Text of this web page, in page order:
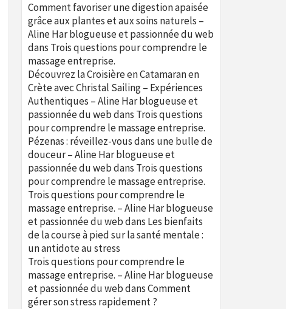
Comment favoriser une digestion apaisée
grâce aux plantes et aux soins naturels –
Aline Har blogueuse et passionnée du web
dans Trois questions pour comprendre le
massage entreprise.
Découvrez la Croisière en Catamaran en
Crète avec Christal Sailing – Expériences
Authentiques – Aline Har blogueuse et
passionnée du webdans Trois questions
pour comprendre le massage entreprise.
Pézenas : réveillez-vous dans une bulle de
douceur – Aline Har blogueuse et
passionnée du webdans Trois questions
pour comprendre le massage entreprise.
Trois questions pour comprendre le
massage entreprise. – Aline Har blogueuse
et passionnée du webdans Les bienfaits
de la course à pied sur la santé mentale :
un antidote au stress
Trois questions pour comprendre le
massage entreprise. – Aline Har blogueuse
et passionnée du webdansComment
gérer son stress rapidement ?